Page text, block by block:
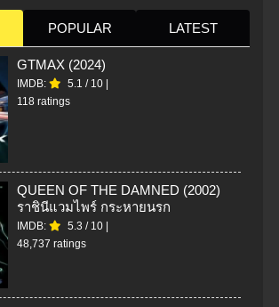
POPULAR LATEST
GTMAX (2024)
IMDB: 5.1 / 10
118 ratings
QUEEN OF THE DAMNED (2002)
ราชินีแวมไพร์ กระหายนรก
IMDB: 5.3 / 10
48,737 ratings